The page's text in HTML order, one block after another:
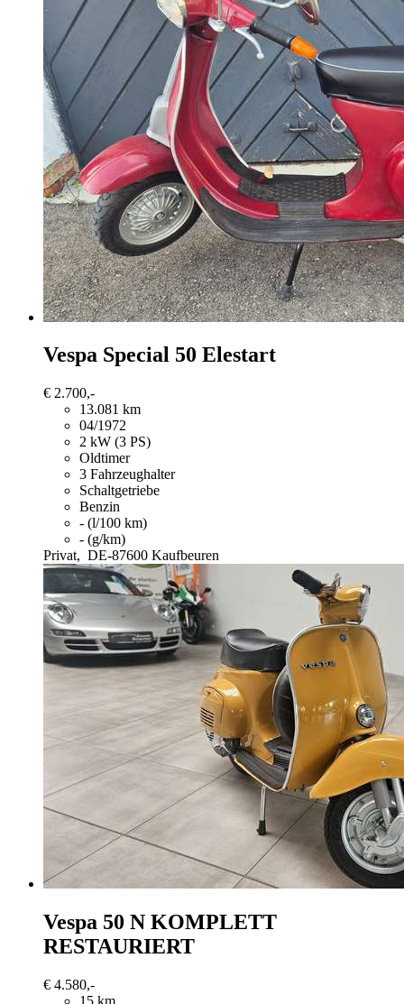
Vespa Special 50 Elestart
€ 2.700,-
13.081 km
04/1972
2 kW (3 PS)
Oldtimer
3 Fahrzeughalter
Schaltgetriebe
Benzin
- (l/100 km)
- (g/km)
Privat, DE-87600 Kaufbeuren
Vespa 50 N KOMPLETT
RESTAURIERT
€ 4.580,-